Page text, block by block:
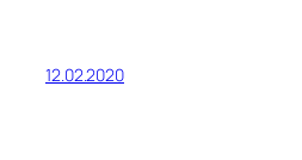
12.02.2020